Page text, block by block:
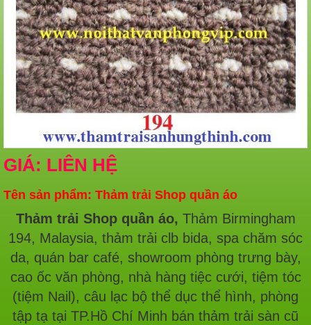
GIÁ: LIÊN HỆ
Tên sản phẩm: Thảm trải Shop quần áo
Thảm trải Shop quần áo, Thảm Birmingham
194, Malaysia, thảm trải clb bida, spa chăm sóc
da, quán bar café, showroom phòng trưng bày,
cao ốc văn phòng, nhà hàng tiệc cưới, tiệm tóc
(tiệm Nail), câu lạc bộ thể dục thể hình, phòng
tập tạ tại TP.Hồ Chí Minh bán thảm trải sàn cũ